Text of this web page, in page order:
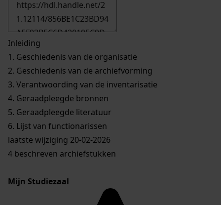
Inleiding
1. Geschiedenis van de organisatie
2. Geschiedenis van de archiefvorming
3. Verantwoording van de inventarisatie
4. Geraadpleegde bronnen
5. Geraadpleegde literatuur
6. Lijst van functionarissen
laatste wijziging 20-02-2026
4 beschreven archiefstukken
Mijn Studiezaal